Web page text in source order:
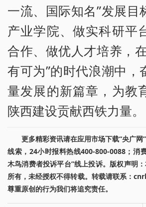
一流、国际知名”发展目
产业学院、做实科研平
合作、做优人才培养，
有可为”的时代浪潮中，
量发展的新篇章，为教
陕西建设贡献西铁力量。
更多精彩资讯请在应用市场下载“央广
线索，24小时报料热线400-800-0088；消
木鸟消费者投诉平台”线上投诉。版权声明
所有，未经授权不得转载。转载请联系：
尊重原创的行为我们将追究责任。